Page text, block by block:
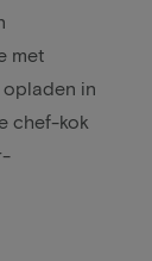
met
in
chef-kok